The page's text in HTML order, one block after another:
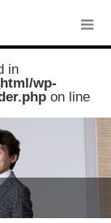
in
wp-
on line